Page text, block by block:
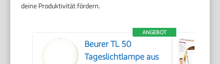
deine Produktivität fördern.
ANGEBOT
Beurer TL 50
Tageslichtlampe aus